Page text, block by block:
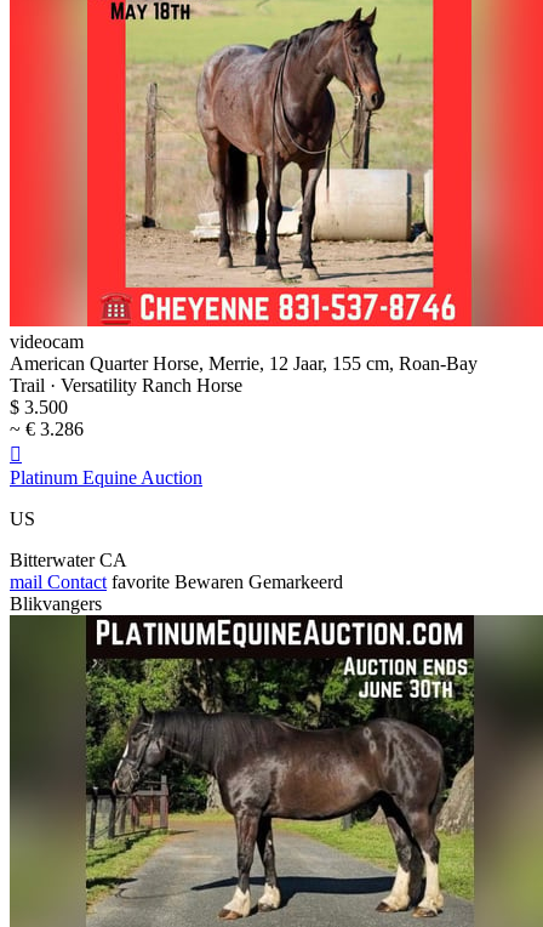
videocam
American Quarter Horse, Merrie, 12 Jaar, 155 cm, Roan-Bay
Trail · Versatility Ranch Horse
$ 3.500
~ € 3.286

Platinum Equine Auction
US
Bitterwater CA
mail Contact favorite Bewaren Gemarkeerd
Blikvangers